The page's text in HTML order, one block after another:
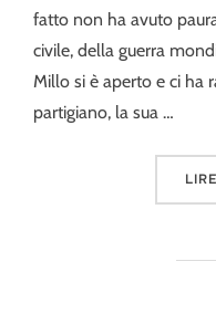
fatto non ha avuto
civile, della guerra
Millo si è aperto e ci ha
partigiano, la sua …